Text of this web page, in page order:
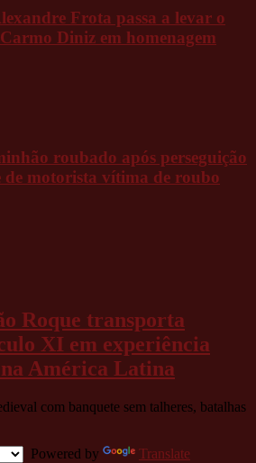
Frota passa a levar o
Diniz em homenagem
roubado após perseguição
de motorista vítima de roubo
Roque transporta
XI em experiência
América Latina
com banquete sem talheres, batalhas
Powered by
Translate